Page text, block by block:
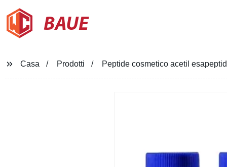
BAUE
Casa Prodotti Peptide cosmetico acetil